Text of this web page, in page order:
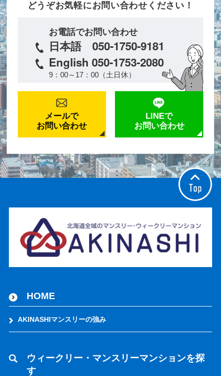
どうぞお気軽にお問い合わせください！
お電話でお問い合わせ
日本語 050-1750-9181
English 050-1753-2080
9：00～17：00（土日休）
メールで
お問い合わせ
LINEで
お問い合わせ
HOME
AKINASHIマンスリーの強み
ウィークリー・マンスリーマンションを探
す